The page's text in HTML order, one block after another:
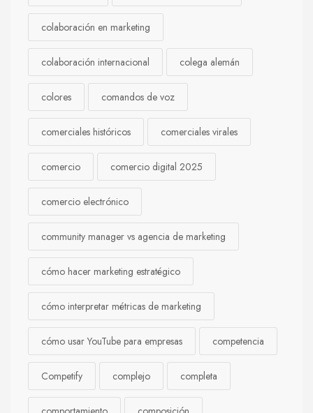
colaboración en marketing
colaboración internacional colega alemán
colores comandos de voz
comerciales históricos comerciales virales
comercio comercio digital 2025
comercio electrónico
community manager vs agencia de marketing
cómo hacer marketing estratégico
cómo interpretar métricas de marketing
cómo usar YouTube para empresas competencia
Competify complejo completa